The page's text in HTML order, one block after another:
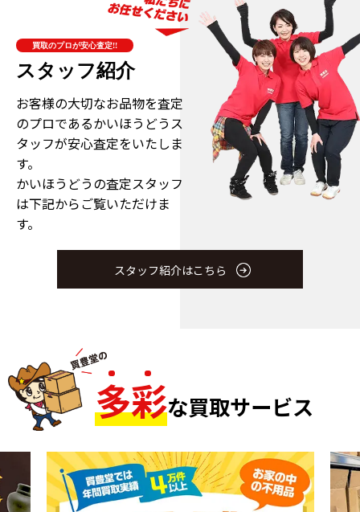
買取のプロが安心査定!!
スタッフ紹介
お客様の大切なお品物を査定
のプロであるかいほうどうス
タッフが安心査定をいたしま
す。
かいほうどうの査定スタッフ
は下記からご覧いただけま
す。
スタッフ紹介はこちら
多彩な買取サービス